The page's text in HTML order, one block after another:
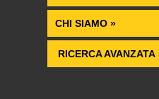
CHI SIAMO »
RICERCA AVANZATA